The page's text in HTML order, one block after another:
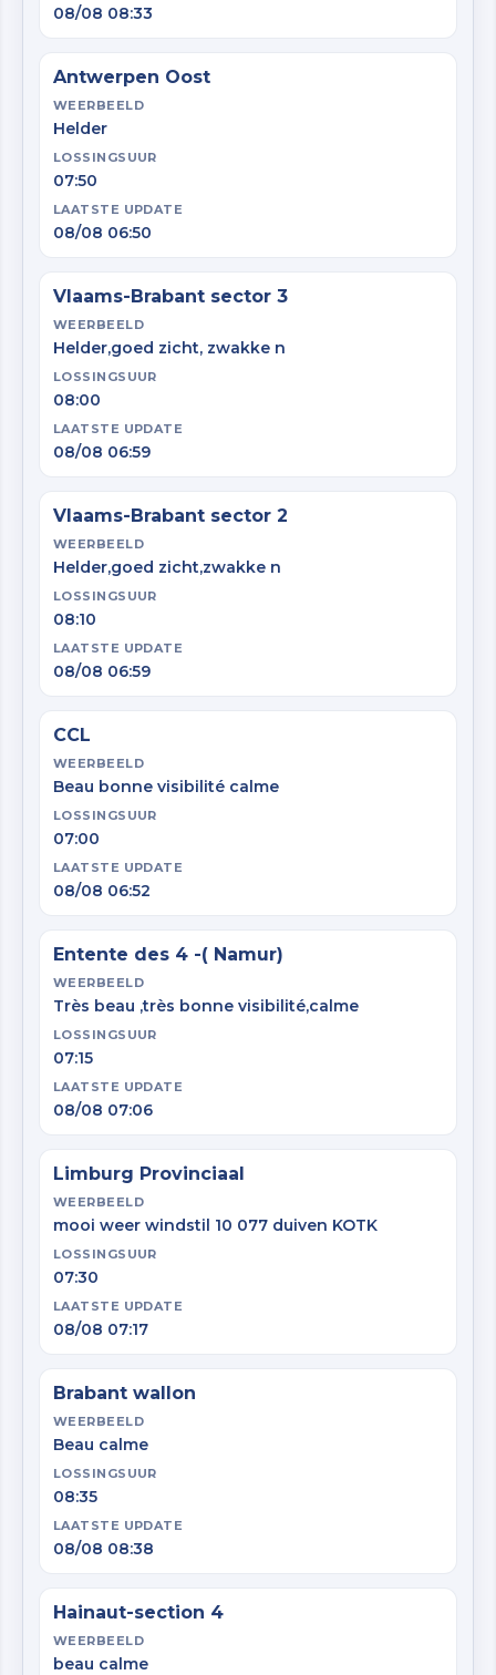
08/08 08:33
Antwerpen Oost
WEERBEELD
Helder
LOSSINGSUUR
07:50
LAATSTE UPDATE
08/08 06:50
Vlaams-Brabant sector 3
WEERBEELD
Helder,goed zicht, zwakke n
LOSSINGSUUR
08:00
LAATSTE UPDATE
08/08 06:59
Vlaams-Brabant sector 2
WEERBEELD
Helder,goed zicht,zwakke n
LOSSINGSUUR
08:10
LAATSTE UPDATE
08/08 06:59
CCL
WEERBEELD
Beau bonne visibilité calme
LOSSINGSUUR
07:00
LAATSTE UPDATE
08/08 06:52
Entente des 4 -( Namur)
WEERBEELD
Très beau ,très bonne visibilité,calme
LOSSINGSUUR
07:15
LAATSTE UPDATE
08/08 07:06
Limburg Provinciaal
WEERBEELD
mooi weer windstil 10 077 duiven KOTK
LOSSINGSUUR
07:30
LAATSTE UPDATE
08/08 07:17
Brabant wallon
WEERBEELD
Beau calme
LOSSINGSUUR
08:35
LAATSTE UPDATE
08/08 08:38
Hainaut-section 4
WEERBEELD
beau calme